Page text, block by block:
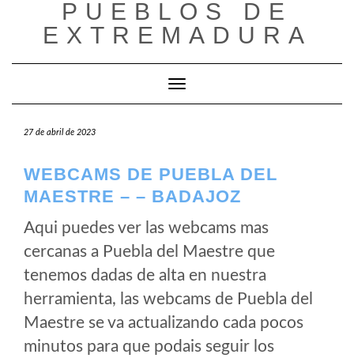
contenido
PUEBLOS DE
EXTREMADURA
Cambiar modo de navegación
27 de abril de 2023
WEBCAMS DE PUEBLA DEL
MAESTRE – – BADAJOZ
Aqui puedes ver las webcams mas
cercanas a Puebla del Maestre que
tenemos dadas de alta en nuestra
herramienta, las webcams de Puebla del
Maestre se va actualizando cada pocos
minutos para que podais seguir los